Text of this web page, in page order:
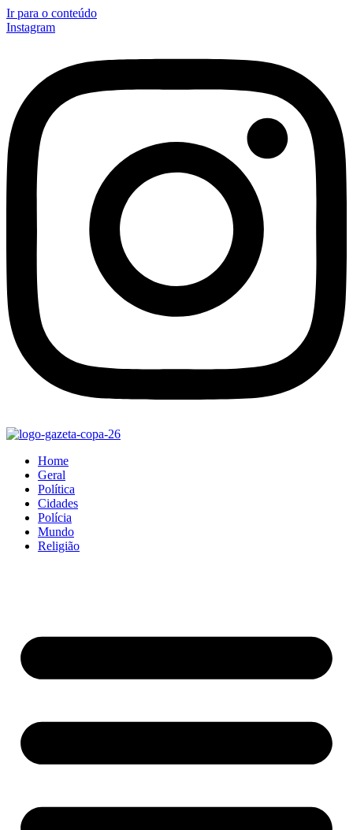
Ir para o conteúdo
Instagram
Home
Geral
Política
Cidades
Polícia
Mundo
Religião